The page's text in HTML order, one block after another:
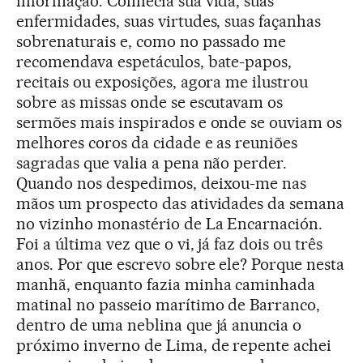
enfermidades, suas virtudes, suas façanhas
sobrenaturais e, como no passado me
recomendava espetáculos, bate-papos,
recitais ou exposições, agora me ilustrou
sobre as missas onde se escutavam os
sermões mais inspirados e onde se ouviam os
melhores coros da cidade e as reuniões
sagradas que valia a pena não perder.
Quando nos despedimos, deixou-me nas
mãos um prospecto das atividades da semana
no vizinho monastério de La Encarnación.
Foi a última vez que o vi, já faz dois ou três
anos. Por que escrevo sobre ele? Porque nesta
manhã, enquanto fazia minha caminhada
matinal no passeio marítimo de Barranco,
dentro de uma neblina que já anuncia o
próximo inverno de Lima, de repente achei